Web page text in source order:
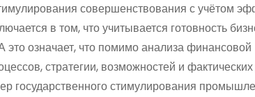
совершенствования с учётом
в том, что учитывается готовность
означает, что помимо анализа финансовой
стратегии, возможностей и фактических
государственного стимулирования